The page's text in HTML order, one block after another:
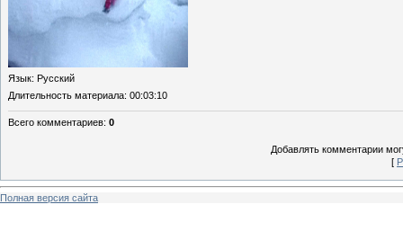
Язык: Русский
Длительность материала: 00:03:10
Всего комментариев: 0
Добавлять комментарии
[
Полная версия сайта